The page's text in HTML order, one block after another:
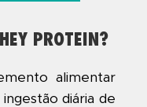
PROTEIN?
alimentar
diária de